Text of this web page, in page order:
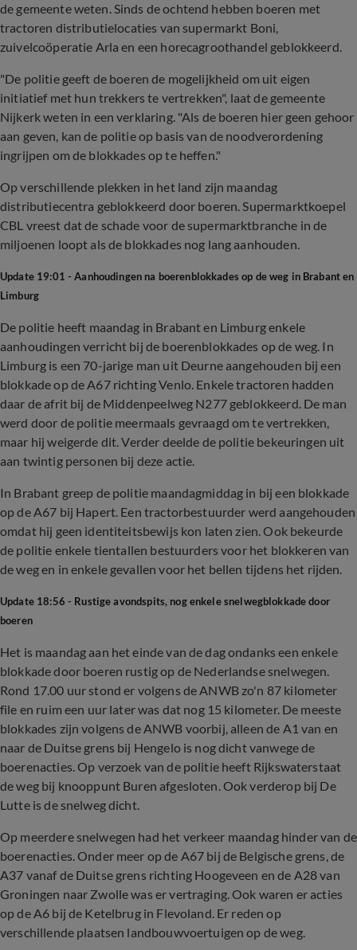
de gemeente weten. Sinds de ochtend hebben boeren met
tractoren distributielocaties van supermarkt Boni,
zuivelcoöperatie Arla en een horecagroothandel geblokkeerd.
"De politie geeft de boeren de mogelijkheid om uit eigen
initiatief met hun trekkers te vertrekken", laat de gemeente
Nijkerk weten in een verklaring. "Als de boeren hier geen gehoor
aan geven, kan de politie op basis van de noodverordening
ingrijpen om de blokkades op te heffen."
Op verschillende plekken in het land zijn maandag
distributiecentra geblokkeerd door boeren. Supermarktkoepel
CBL vreest dat de schade voor de supermarktbranche in de
miljoenen loopt als de blokkades nog lang aanhouden.
Update 19:01 - Aanhoudingen na boerenblokkades op de weg in Brabant en
Limburg
De politie heeft maandag in Brabant en Limburg enkele
aanhoudingen verricht bij de boerenblokkades op de weg. In
Limburg is een 70-jarige man uit Deurne aangehouden bij een
blokkade op de A67 richting Venlo. Enkele tractoren hadden
daar de afrit bij de Middenpeelweg N277 geblokkeerd. De man
werd door de politie meermaals gevraagd om te vertrekken,
maar hij weigerde dit. Verder deelde de politie bekeuringen uit
aan twintig personen bij deze actie.
In Brabant greep de politie maandagmiddag in bij een blokkade
op de A67 bij Hapert. Een tractorbestuurder werd aangehouden
omdat hij geen identiteitsbewijs kon laten zien. Ook bekeurde
de politie enkele tientallen bestuurders voor het blokkeren van
de weg en in enkele gevallen voor het bellen tijdens het rijden.
Update 18:56 - Rustige avondspits, nog enkele snelwegblokkade door
boeren
Het is maandag aan het einde van de dag ondanks een enkele
blokkade door boeren rustig op de Nederlandse snelwegen.
Rond 17.00 uur stond er volgens de ANWB zo'n 87 kilometer
file en ruim een uur later was dat nog 15 kilometer. De meeste
blokkades zijn volgens de ANWB voorbij, alleen de A1 van en
naar de Duitse grens bij Hengelo is nog dicht vanwege de
boerenacties. Op verzoek van de politie heeft Rijkswaterstaat
de weg bij knooppunt Buren afgesloten. Ook verderop bij De
Lutte is de snelweg dicht.
Op meerdere snelwegen had het verkeer maandag hinder van de
boerenacties. Onder meer op de A67 bij de Belgische grens, de
A37 vanaf de Duitse grens richting Hoogeveen en de A28 van
Groningen naar Zwolle was er vertraging. Ook waren er acties
op de A6 bij de Ketelbrug in Flevoland. Er reden op
verschillende plaatsen landbouwvoertuigen op de weg.